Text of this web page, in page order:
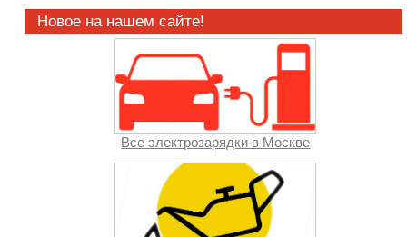
Новое на нашем сайте!
Все электрозарядки в Москве